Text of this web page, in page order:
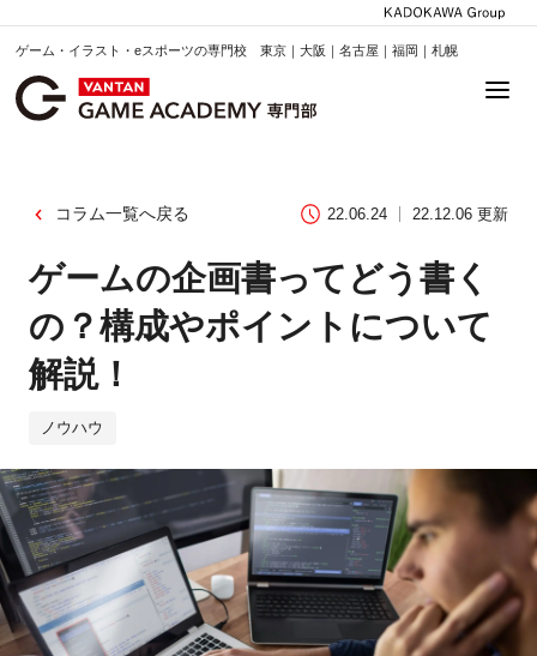
ゲーム・イラスト・eスポーツの専門校 東京｜大阪｜名古屋｜福岡｜札幌
コラム一覧へ戻る 22.06.24 22.12.06 更新
ゲームの企画書ってどう書く
の？構成やポイントについて
解説！
ノウハウ